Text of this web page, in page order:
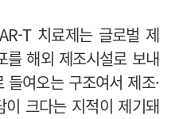
T 치료제는 글로벌 제
를 해외 제조시설로 보내
여오는 구조여서 제조·
크다는 지적이 제기돼